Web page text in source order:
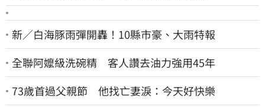
新／白海豚雨彈開轟！10縣市豪、大雨特報
全聯阿嬤級洗碗精 客人讚去油力強用45年
73歲首過父親節 他找亡妻淚：今天好快樂